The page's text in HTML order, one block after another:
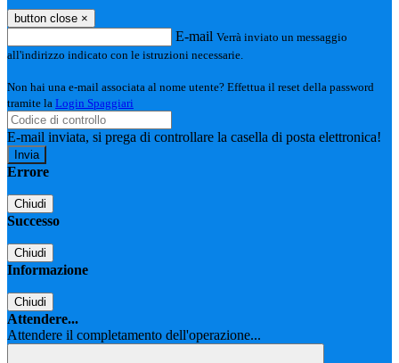
button close ×
E-mail Verrà inviato un messaggio
all'indirizzo indicato con le istruzioni necessarie.
Non hai una e-mail associata al nome utente? Effettua il reset della password
tramite la Login Spaggiari
E-mail inviata, si prega di controllare la casella di posta elettronica!
Errore
Chiudi
Successo
Chiudi
Informazione
Chiudi
Attendere...
Attendere il completamento dell'operazione...